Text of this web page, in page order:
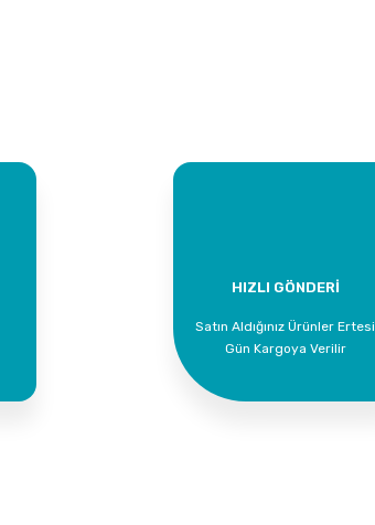
HIZLI GÖNDERİ
Satın Aldığınız Ürünler Ertesi
Gün Kargoya Verilir